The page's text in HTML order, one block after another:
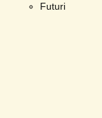
Futuri